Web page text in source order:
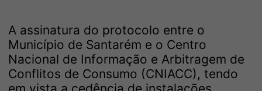
A assinatura do protocolo entre o
Município de Santarém e o Centro
Nacional de Informação e Arbitragem de
Conflitos de Consumo (CNIACC), tendo